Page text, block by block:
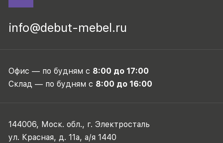
info@debut-mebel.ru
Офис — по будням с 8:00 до 17:00
Склад — по будням с 8:00 до 16:00
144006, Моск. обл., г. Электросталь
ул. Красная, д. 11а, а/я 1440